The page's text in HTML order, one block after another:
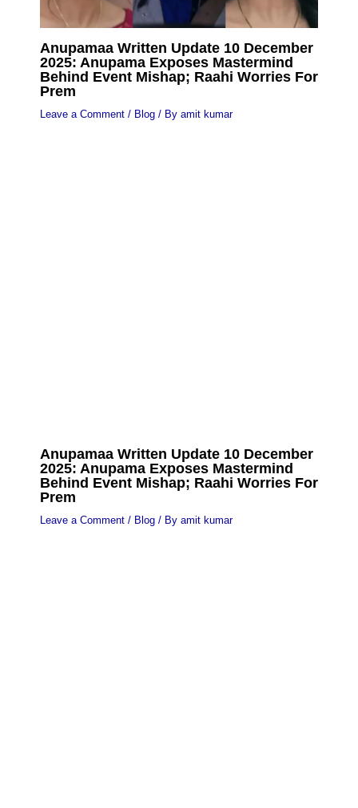
Anupamaa Written Update 10 December
2025: Anupama Exposes Mastermind
Behind Event Mishap; Raahi Worries For
Prem
Leave a Comment / Blog/ By amit kumar
Anupamaa Written Update 10 December
2025: Anupama Exposes Mastermind
Behind Event Mishap; Raahi Worries For
Prem
Leave a Comment / Blog/ By amit kumar